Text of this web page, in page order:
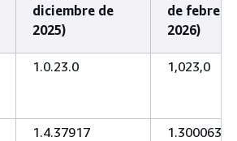
diciembre de
2025)
de febrero
2026)
1.0.23.0 1,023,0
1.4.37917 1.300063